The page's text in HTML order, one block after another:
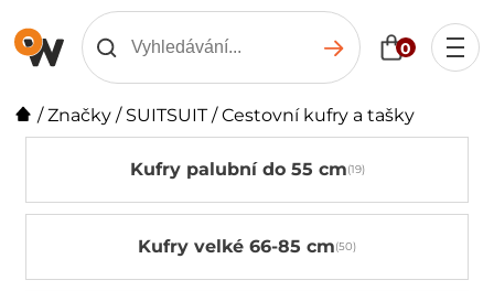
0
/Značky / SUITSUIT/Cestovní kufry a tašky
Kufry palubní do 55 cm
Kufry velké 66-85 cm